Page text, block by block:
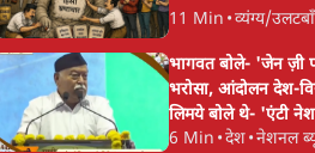
11 Min •व्यंग्य/
भागवत बोले- 'जेन
भरोसा, आंदोलन देश-
लिमये बोले थे- 'एंटी
6 Min •देश•नेशनल